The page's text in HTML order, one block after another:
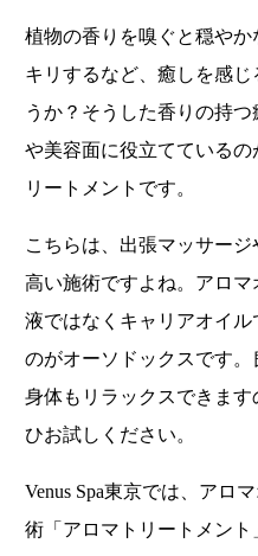
植物の香りを嗅ぐと穏や
キリするなど、癒しを感
うか？そうした香りの持
や美容面に役立てている
リートメントです。
こちらは、出張マッサー
高い施術ですよね。アロ
液ではなくキャリアオイル
のがオーソドックスです
身体もリラックスできま
ひお試しください。
Venus Spa東京では、アロ
術「アロマトリートメン